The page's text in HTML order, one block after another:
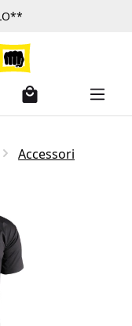
Accessori